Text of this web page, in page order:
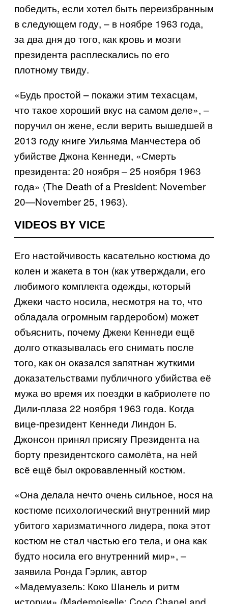
победить, если хотел быть переизбранным
в следующем году, – в ноябре 1963 года,
за два дня до того, как кровь и мозги
президента расплескались по его
плотному твиду.
«Будь простой – покажи этим техасцам,
что такое хороший вкус на самом деле», –
поручил он жене, если верить вышедшей в
2013 году книге Уильяма Манчестера об
убийстве Джона Кеннеди, «Смерть
президента: 20 ноября – 25 ноября 1963
года» (The Death of a President: November
20—November25, 1963).
VIDEOS BY VICE
Его настойчивость касательно костюма до
колен и жакета в тон (как утверждали, его
любимого комплекта одежды, который
Джеки часто носила, несмотря на то, что
обладала огромным гардеробом) может
объяснить, почему Джеки Кеннеди ещё
долго отказывалась его снимать после
того, как он оказался запятнан жуткими
доказательствами публичного убийства её
мужа во время их поездки в кабриолете по
Дили-плаза 22 ноября 1963 года. Когда
вице-президент Кеннеди Линдон Б.
Джонсон принял присягу Президента на
борту президентского самолёта, на ней
всё ещё был окровавленный костюм.
«Она делала нечто очень сильное, нося на
костюме психологический внутренний мир
убитого харизматичного лидера, пока этот
костюм не стал частью его тела, и она как
будто носила его внутренний мир», –
заявила Ронда Гэрлик, автор
«Мадемуазель: Коко Шанель и ритм
истории» (Mademoiselle: Coco Chanel and